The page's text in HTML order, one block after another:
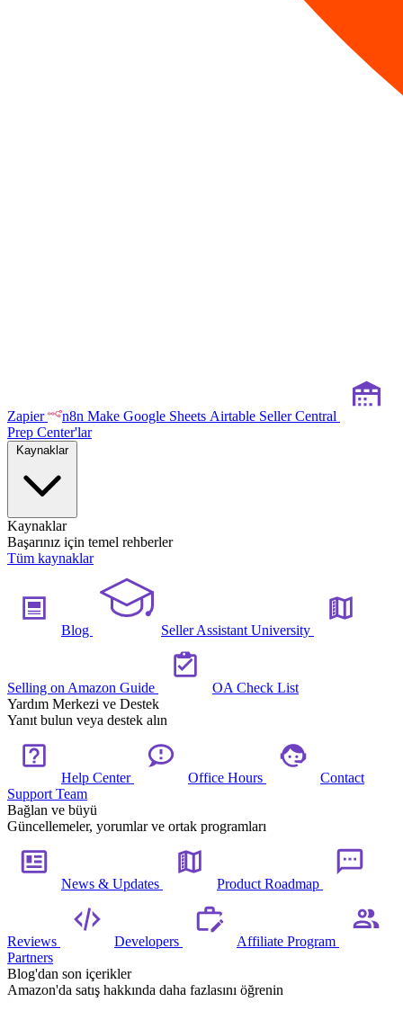
Zapier n8n Make Google Sheets Airtable Seller Central
Prep Center'lar
Kaynaklar
Kaynaklar
Başarınız için temel rehberler
Tüm kaynaklar
Blog Seller Assistant University
Selling on Amazon Guide
OA Check List
Yardım Merkezi ve Destek
Yanıt bulun veya destek alın
Help Center Office Hours
Contact
Support Team
Bağlan ve büyü
Güncellemeler, yorumlar ve ortak programları
News & Updates Product Roadmap
Reviews Developers
Affiliate Program
Partners
Blog'dan son içerikler
Amazon'da satış hakkında daha fazlasını öğrenin